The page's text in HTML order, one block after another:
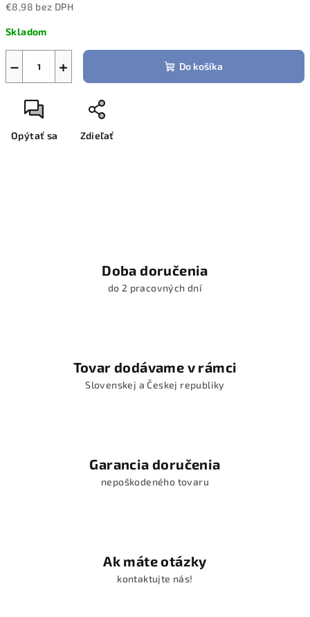
€8,98 bez DPH
cena:
Skladom
+
− Do košíka
Opýtať sa Zdieľať
Doba doručenia
do 2 pracovných dní
Tovar dodávame v rámci
Slovenskej a Českej republiky
Garancia doručenia
nepoškodeného tovaru
Ak máte otázky
kontaktujte nás!